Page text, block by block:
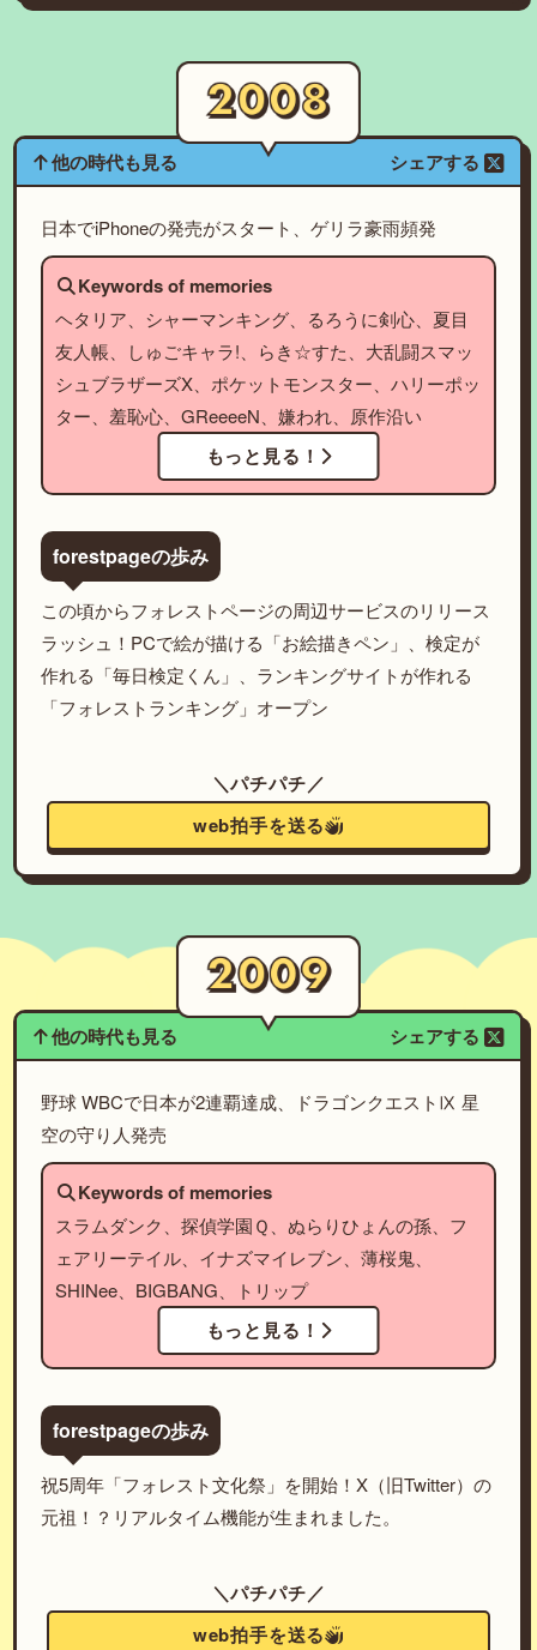
他の時代も見る シェアする
日本でiPhoneの発売がスタート、ゲリラ豪雨頻発
Keywords of memories
ヘタリア、シャーマンキング、るろうに剣心、夏目
友人帳、しゅごキャラ!、らき☆すた、大乱闘スマッ
シュブラザーズX、ポケットモンスター、ハリーポッ
ター、羞恥心、GReeeeN、嫌われ、原作沿い
もっと見る！
forestpageの歩み
この頃からフォレストページの周辺サービスのリリース
ラッシュ！PCで絵が描ける「お絵描きペン」、検定が
作れる「毎日検定くん」、ランキングサイトが作れる
「フォレストランキング」オープン
＼パチパチ／
web拍手を送る
他の時代も見る シェアする
野球 WBCで日本が2連覇達成、ドラゴンクエストⅨ 星
空の守り人発売
Keywords of memories
スラムダンク、探偵学園Ｑ、ぬらりひょんの孫、フ
ェアリーテイル、イナズマイレブン、薄桜鬼、
SHINee、BIGBANG、トリップ
もっと見る！
forestpageの歩み
祝5周年「フォレスト文化祭」を開始！X（旧Twitter）の
元祖！？リアルタイム機能が生まれました。
＼パチパチ／
web拍手を送る